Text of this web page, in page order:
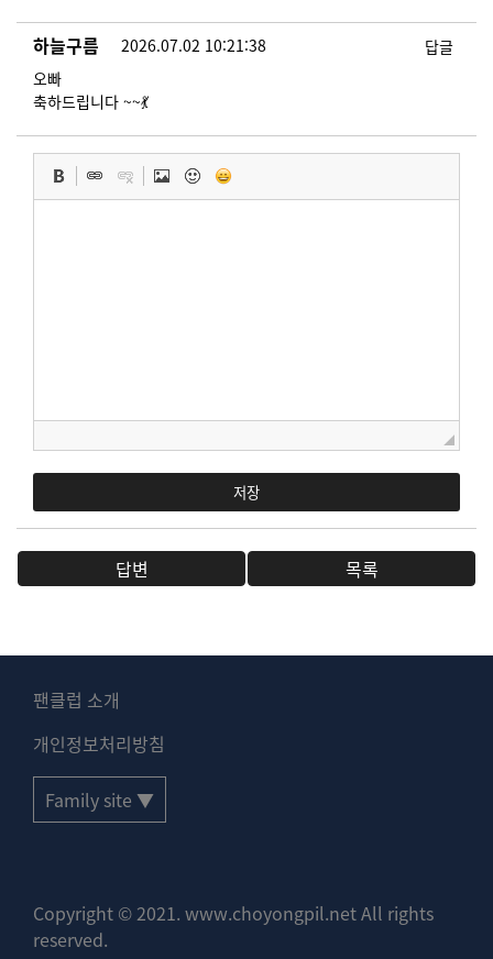
하늘구름 2026.07.02 10:21:38
답글
오빠
축하드립니다 ~~💃
저장
답변 목록
팬클럽 소개
개인정보처리방침
Family site ▼
Copyright © 2021. www.choyongpil.net All rights
reserved.